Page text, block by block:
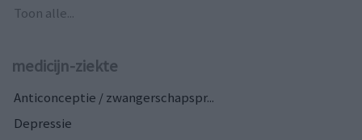
Toon alle...
medicijn-ziekte
Anticonceptie / zwangerschapspr...
Depressie